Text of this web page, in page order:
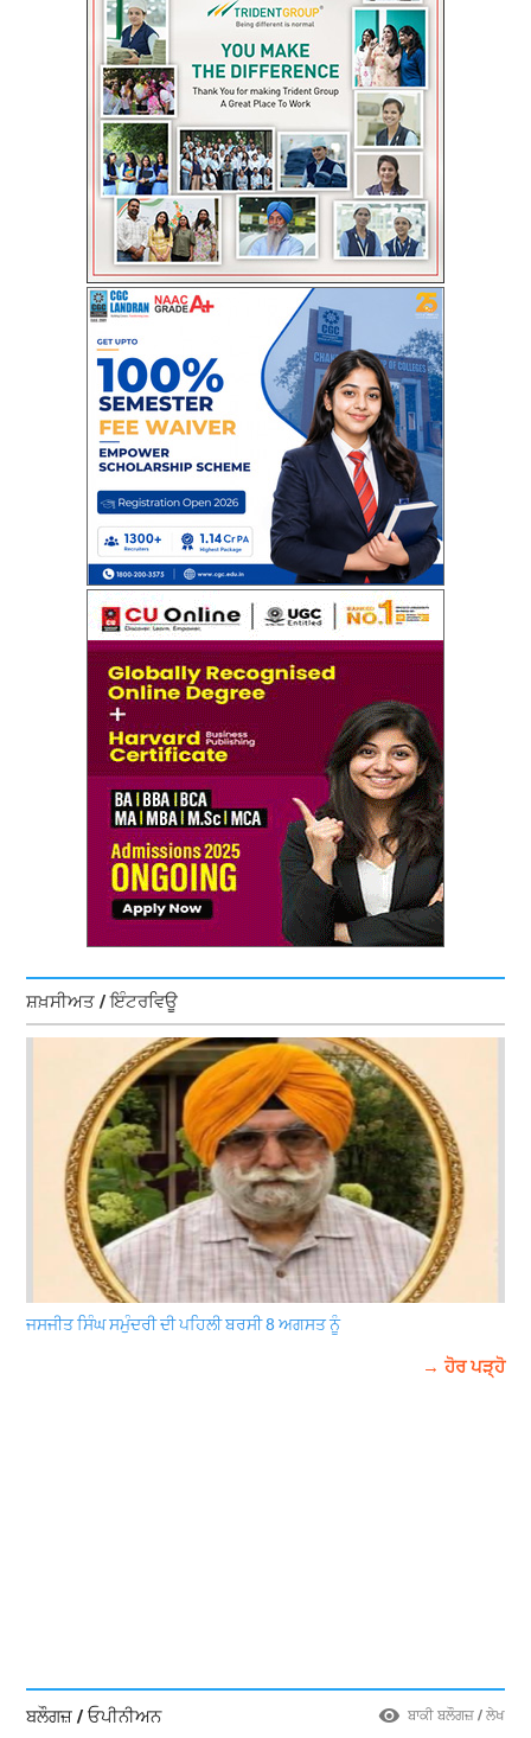
ਸ਼ਖ਼ਸੀਅਤ / ਇੰਟਰਵਿਊ
ਜਸਜੀਤ ਸਿੰਘ ਸਮੁੰਦਰੀ ਦੀ ਪਹਿਲੀ ਬਰਸੀ 8 ਅਗਸਤ ਨੂੰ
→ ਹੋਰ ਪੜ੍ਹੋ
ਬਲੌਗਜ਼ / ਓਪੀਨੀਅਨ ਬਾਕੀ ਬਲੌਗਜ਼ / ਲੇਖ